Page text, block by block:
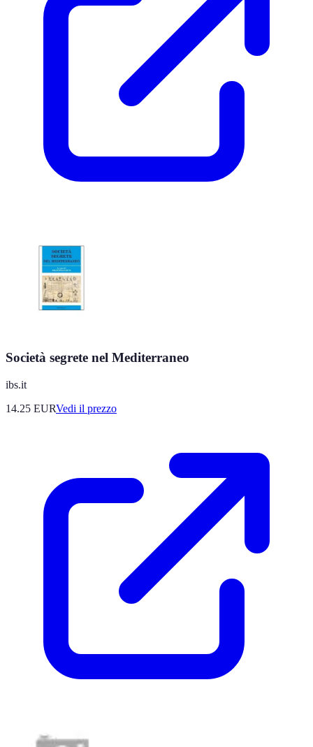
Società segrete nel Mediterraneo
ibs.it
14.25 EURVedi il prezzo